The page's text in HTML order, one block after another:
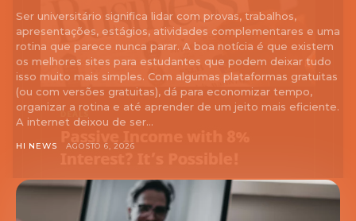
Ser universitário significa lidar com provas, trabalhos,
apresentações, estágios, atividades complementares e uma
rotina que parece nunca parar. A boa notícia é que existem
os melhores sites para estudantes que podem deixar tudo
isso muito mais simples. Com algumas plataformas gratuitas
(ou com versões gratuitas), dá para economizar tempo,
organizar a rotina e até aprender de um jeito mais eficiente.
A internet deixou de ser...
HI NEWS AGOSTO 6, 2026